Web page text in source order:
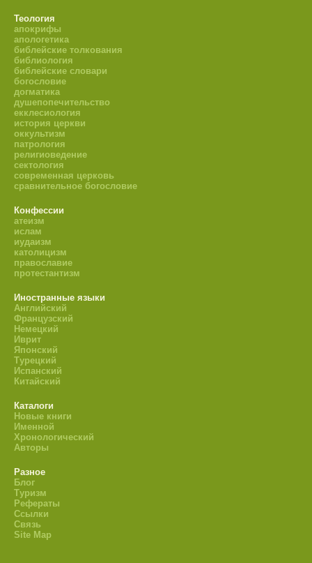
Теология
апокрифы
апологетика
библейские толкования
библиология
библейские словари
богословие
догматика
душепопечительство
екклесиология
история церкви
оккультизм
патрология
религиоведение
сектология
современная церковь
сравнительное богословие
Конфессии
атеизм
ислам
иудаизм
католицизм
православие
протестантизм
Иностранные языки
Английский
Французский
Немецкий
Иврит
Японский
Турецкий
Испанский
Китайский
Каталоги
Новые книги
Именной
Хронологический
Авторы
Разное
Блог
Туризм
Рефераты
Ссылки
Связь
Site Map